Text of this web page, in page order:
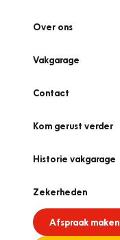
Over ons
Vakgarage
Contact
Kom gerust verder
Historie vakgarage
Zekerheden
Afspraak maken